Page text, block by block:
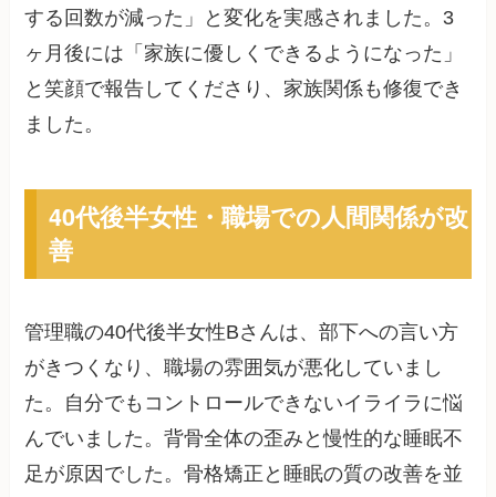
する回数が減った」と変化を実感されました。3
ヶ月後には「家族に優しくできるようになった」
と笑顔で報告してくださり、家族関係も修復でき
ました。
40代後半女性・職場での人間関係が改
善
管理職の40代後半女性Bさんは、部下への言い方
がきつくなり、職場の雰囲気が悪化していまし
た。自分でもコントロールできないイライラに悩
んでいました。背骨全体の歪みと慢性的な睡眠不
足が原因でした。骨格矯正と睡眠の質の改善を並